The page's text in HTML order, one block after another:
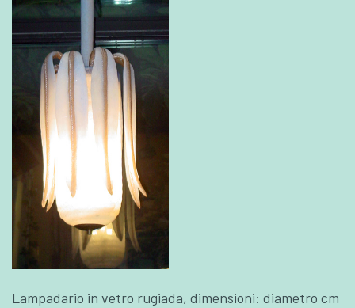
Lampadario in vetro rugiada, dimensioni: diametro cm